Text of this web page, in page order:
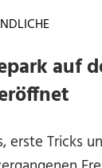
auf
erste Tricks